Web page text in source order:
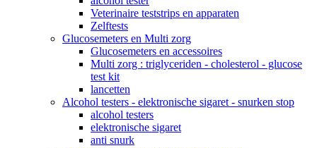
Veterinaire teststrips en apparaten
Zelftests
Glucosemeters en Multi zorg
Glucosemeters en accessoires
Multi zorg : triglyceriden - cholesterol - glucose
test kit
lancetten
Alcohol testers - elektronische sigaret - snurken stop
alcohol testers
elektronische sigaret
anti snurk